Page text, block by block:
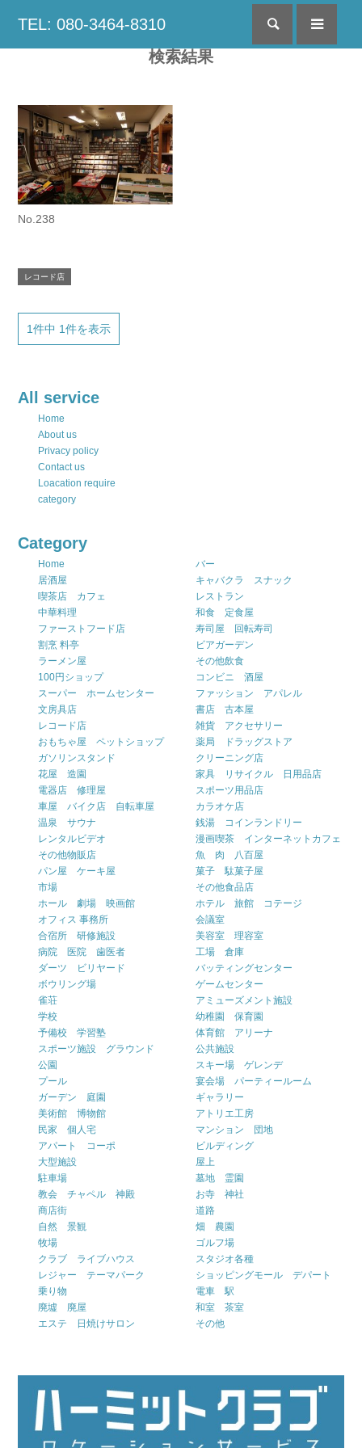
TEL: 080-3464-8310 検索
検索結果
No.238
レコード店
1件中 1件を表示
All service
Home
About us
Privacy policy
Contact us
Loacation require
category
Category
Home
バー
居酒屋
キャバクラ スナック
喫茶店 カフェ
レストラン
中華料理
和食 定食屋
ファーストフード店
寿司屋 回転寿司
割烹 料亭
ビアガーデン
ラーメン屋
その他飲食
100円ショップ
コンビニ 酒屋
スーパー ホームセンター
ファッション アパレル
文房具店
書店 古本屋
レコード店
雑貨 アクセサリー
おもちゃ屋 ペットショップ
薬局 ドラッグストア
ガソリンスタンド
クリーニング店
花屋 造園
家具 リサイクル 日用品店
電器店 修理屋
スポーツ用品店
車屋 バイク店 自転車屋
カラオケ店
温泉 サウナ
銭湯 コインランドリー
レンタルビデオ
漫画喫茶 インターネットカフェ
その他物販店
魚 肉 八百屋
パン屋 ケーキ屋
菓子 駄菓子屋
市場
その他食品店
ホール 劇場 映画館
ホテル 旅館 コテージ
オフィス 事務所
会議室
合宿所 研修施設
美容室 理容室
病院 医院 歯医者
工場 倉庫
ダーツ ビリヤード
バッティングセンター
ボウリング場
ゲームセンター
雀荘
アミューズメント施設
学校
幼稚園 保育園
予備校 学習塾
体育館 アリーナ
スポーツ施設 グラウンド
公共施設
公園
スキー場 ゲレンデ
プール
宴会場 パーティールーム
ガーデン 庭園
ギャラリー
美術館 博物館
アトリエ工房
民家 個人宅
マンション 団地
アパート コーポ
ビルディング
大型施設
屋上
駐車場
墓地 霊園
教会 チャペル 神殿
お寺 神社
商店街
道路
自然 景観
畑 農園
牧場
ゴルフ場
クラブ ライブハウス
スタジオ各種
レジャー テーマパーク
ショッピングモール デパート
乗り物
電車 駅
廃墟 廃屋
和室 茶室
エステ 日焼けサロン
その他